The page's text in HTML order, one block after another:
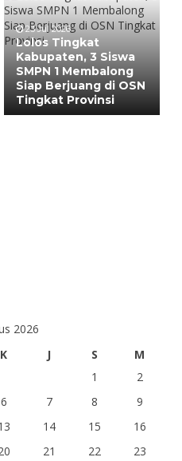
23 Jul 2026
Lolos Tingkat
Kabupaten, 3 Siswa
SMPN 1 Membalong
Siap Berjuang di OSN
Tingkat Provinsi
2026
K J S
M
1
2
6 7 8
9
14 15
16
21 22 23